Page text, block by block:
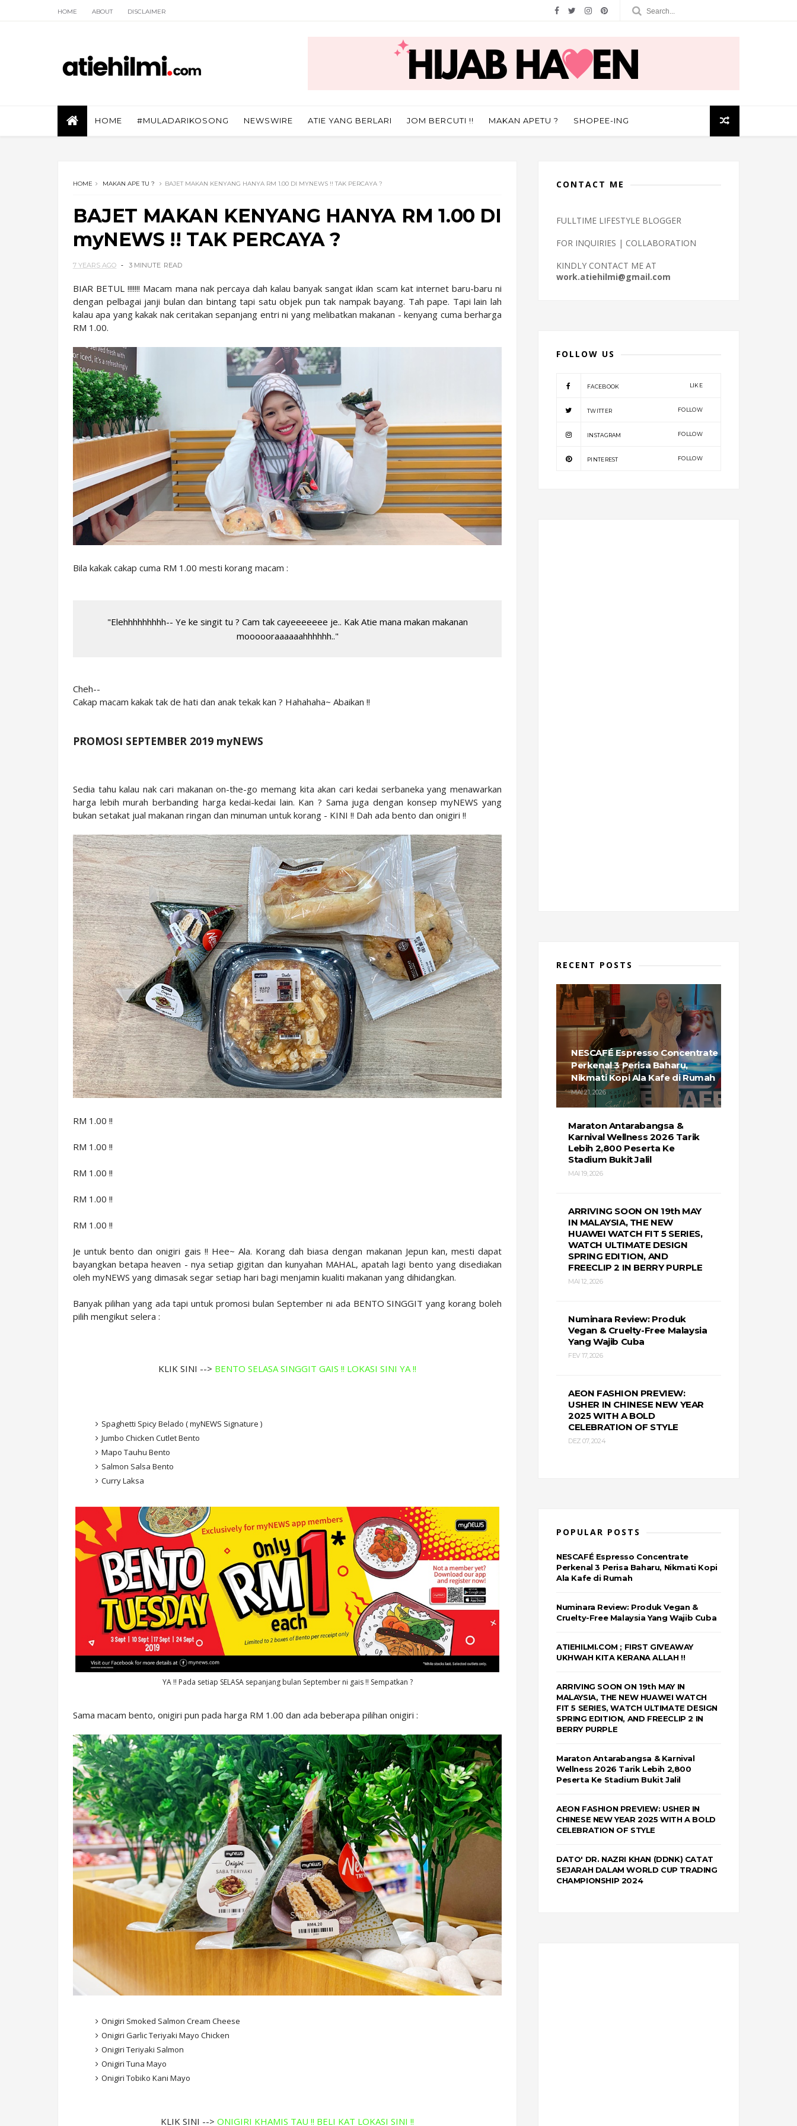
HOME ABOUT DISCLAIMER
HOME #MULADARIKOSONG NEWSWIRE ATIE YANG BERLARI JOM BERCUTI !! MAKAN APETU ? SHOPEE-ING
HOME MAKAN APE TU ? BAJET MAKAN KENYANG HANYA RM 1.00 DI MYNEWS !! TAK PERCAYA ?
BAJET MAKAN KENYANG HANYA RM 1.00 DI
myNEWS !! TAK PERCAYA ?
7 YEARS AGO 3 MINUTE READ
BIAR BETUL !!!!!!! Macam mana nak percaya dah kalau banyak sangat iklan scam kat internet baru-baru ni
dengan pelbagai janji bulan dan bintang tapi satu objek pun tak nampak bayang. Tah pape. Tapi lain lah
kalau apa yang kakak nak ceritakan sepanjang entri ni yang melibatkan makanan - kenyang cuma berharga
RM 1.00.
Bila kakak cakap cuma RM 1.00 mesti korang macam :
"Elehhhhhhhhh-- Ye ke singit tu ? Cam tak cayeeeeeee je.. Kak Atie mana makan makanan
moooooraaaaaahhhhhh.."
Cheh--
Cakap macam kakak tak de hati dan anak tekak kan ? Hahahaha~ Abaikan !!
PROMOSI SEPTEMBER 2019 myNEWS
Sedia tahu kalau nak cari makanan on-the-go memang kita akan cari kedai serbaneka yang menawarkan
harga lebih murah berbanding harga kedai-kedai lain. Kan ? Sama juga dengan konsep myNEWS yang
bukan setakat jual makanan ringan dan minuman untuk korang - KINI !! Dah ada bento dan onigiri !!
RM 1.00 !!
RM 1.00 !!
RM 1.00 !!
RM 1.00 !!
RM 1.00 !!
Je untuk bento dan onigiri gais !! Hee~ Ala. Korang dah biasa dengan makanan Jepun kan, mesti dapat
bayangkan betapa heaven - nya setiap gigitan dan kunyahan MAHAL, apatah lagi bento yang disediakan
oleh myNEWS yang dimasak segar setiap hari bagi menjamin kualiti makanan yang dihidangkan.
Banyak pilihan yang ada tapi untuk promosi bulan September ni ada BENTO SINGGIT yang korang boleh
pilih mengikut selera :
KLIK SINI --> BENTO SELASA SINGGIT GAIS !! LOKASI SINI YA !!
Spaghetti Spicy Belado ( myNEWS Signature )
Jumbo Chicken Cutlet Bento
Mapo Tauhu Bento
Salmon Salsa Bento
Curry Laksa
YA !! Pada setiap SELASA sepanjang bulan September ni gais !! Sempatkan ?
Sama macam bento, onigiri pun pada harga RM 1.00 dan ada beberapa pilihan onigiri :
Onigiri Smoked Salmon Cream Cheese
Onigiri Garlic Teriyaki Mayo Chicken
Onigiri Teriyaki Salmon
Onigiri Tuna Mayo
Onigiri Tobiko Kani Mayo
KLIK SINI --> ONIGIRI KHAMIS TAU !! BELI KAT LOKASI SINI !!
CONTACT ME
FULLTIME LIFESTYLE BLOGGER
FOR INQUIRIES | COLLABORATION
KINDLY CONTACT ME AT
work.atiehilmi@gmail.com
FOLLOW US
FACEBOOK LIKE
TWITTER FOLLOW
INSTAGRAM FOLLOW
PINTEREST FOLLOW
RECENT POSTS
NESCAFÉ Espresso Concentrate
Perkenal 3 Perisa Baharu,
Nikmati Kopi Ala Kafe di Rumah
MAI 21, 2026
Maraton Antarabangsa &
Karnival Wellness 2026 Tarik
Lebih 2,800 Peserta Ke
Stadium Bukit Jalil
MAI 19, 2026
ARRIVING SOON ON 19th MAY
IN MALAYSIA, THE NEW
HUAWEI WATCH FIT 5 SERIES,
WATCH ULTIMATE DESIGN
SPRING EDITION, AND
FREECLIP 2 IN BERRY PURPLE
MAI 12, 2026
Numinara Review: Produk
Vegan & Cruelty-Free Malaysia
Yang Wajib Cuba
FEV 17, 2026
AEON FASHION PREVIEW:
USHER IN CHINESE NEW YEAR
2025 WITH A BOLD
CELEBRATION OF STYLE
DEZ 07, 2024
POPULAR POSTS
NESCAFÉ Espresso Concentrate
Perkenal 3 Perisa Baharu, Nikmati Kopi
Ala Kafe di Rumah
Numinara Review: Produk Vegan &
Cruelty-Free Malaysia Yang Wajib Cuba
ATIEHILMI.COM ; FIRST GIVEAWAY
UKHWAH KITA KERANA ALLAH !!
ARRIVING SOON ON 19th MAY IN
MALAYSIA, THE NEW HUAWEI WATCH
FIT 5 SERIES, WATCH ULTIMATE DESIGN
SPRING EDITION, AND FREECLIP 2 IN
BERRY PURPLE
Maraton Antarabangsa & Karnival
Wellness 2026 Tarik Lebih 2,800
Peserta Ke Stadium Bukit Jalil
AEON FASHION PREVIEW: USHER IN
CHINESE NEW YEAR 2025 WITH A BOLD
CELEBRATION OF STYLE
DATO' DR. NAZRI KHAN (DDNK) CATAT
SEJARAH DALAM WORLD CUP TRADING
CHAMPIONSHIP 2024